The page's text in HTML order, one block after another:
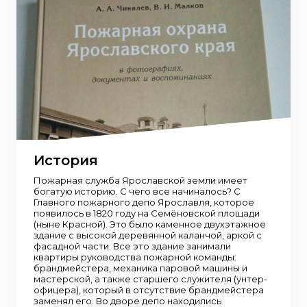
История
Пожарная служба Ярославской земли имеет
богатую историю. С чего все начиналось? С
Главного пожарного депо Ярославля, которое
появилось в 1820 году на Семёновской площади
(ныне Красной). Это было каменное двухэтажное
здание с высокой деревянной каланчой, аркой с
фасадной части. Все это здание занимали
квартиры руководства пожарной команды:
брандмейстера, механика паровой машины и
мастерской, а также старшего служителя (унтер-
офицера), который в отсутствие брандмейстера
заменял его. Во дворе депо находились